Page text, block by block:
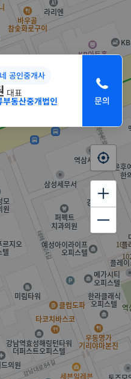
공인중개사
대표
부동산중개법인